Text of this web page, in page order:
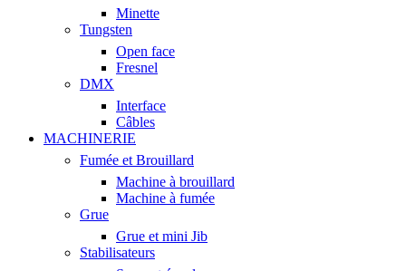
Minette
Tungsten
Open face
Fresnel
DMX
Interface
Câbles
MACHINERIE
Fumée et Brouillard
Machine à brouillard
Machine à fumée
Grue
Grue et mini Jib
Stabilisateurs